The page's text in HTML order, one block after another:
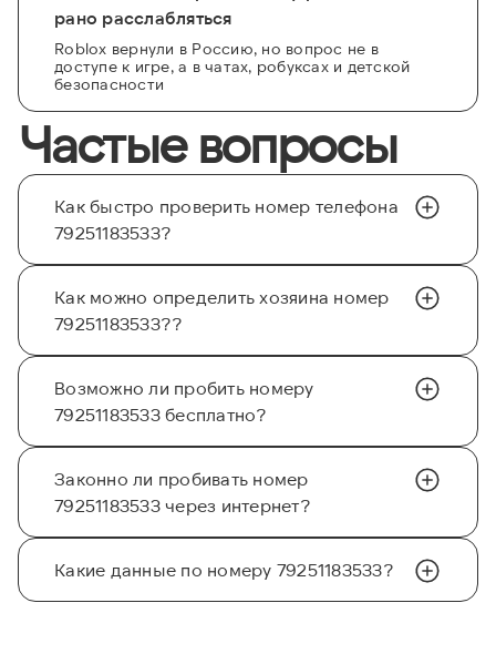
рано расслабляться
Roblox вернули в Россию, но вопрос не в
доступе к игре, а в чатах, робуксах и детской
безопасности
Частые вопросы
Как быстро проверить номер телефона
79251183533?
Как можно определить хозяина номер
79251183533??
Возможно ли пробить номеру
79251183533 бесплатно?
Законно ли пробивать номер
79251183533 через интернет?
Какие данные по номеру 79251183533?